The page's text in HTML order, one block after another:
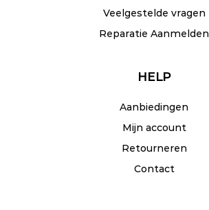
Veelgestelde vragen
Reparatie Aanmelden
HELP
Aanbiedingen
Mijn account
Retourneren
Contact